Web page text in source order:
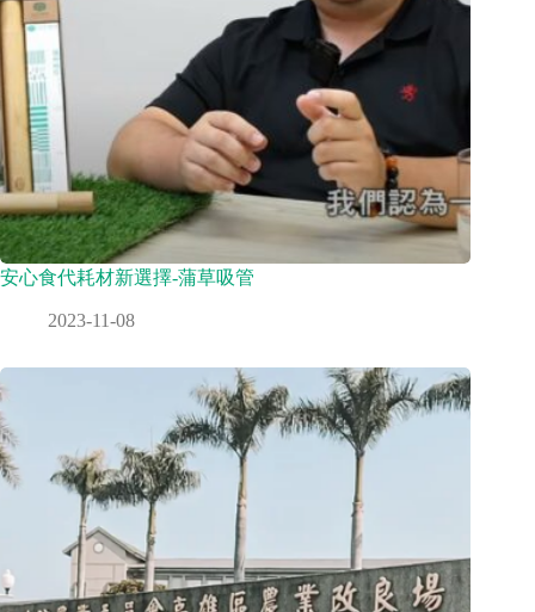
安心食代耗材新選擇-蒲草吸管
2023-11-08